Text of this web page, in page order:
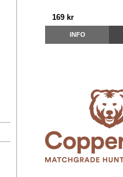
169 kr
INFO